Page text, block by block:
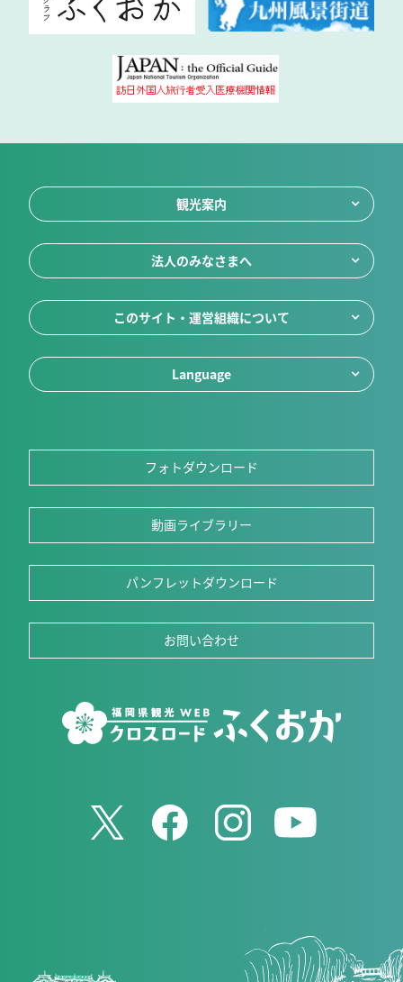
観光案内
法人のみなさまへ
このサイト・運営組織について
Language
フォトダウンロード
動画ライブラリー
パンフレットダウンロード
お問い合わせ